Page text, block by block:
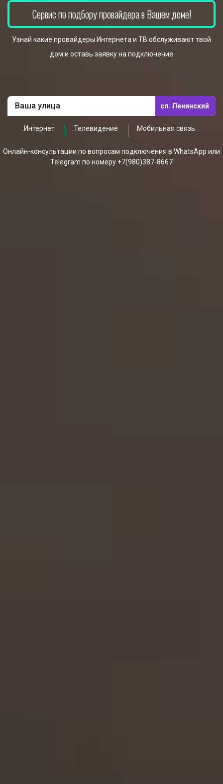
Сервис по подбору провайдера в Вашем доме!
Узнай какие провайдеры Интернета и ТВ обслуживают твой
дом и оставь заявку на подключение
сп. Ленинский
.Интернет .Телевидение .Мобильная связь
Онлайн-консультации по вопросам подключения в WhatsApp или
Telegram по номеру +7(980)387-8667